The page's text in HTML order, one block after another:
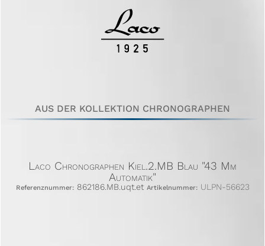
AUS DER KOLLEKTION CHRONOGRAPHEN
Laco Chronographen Kiel.2.MB Blau "43 Mm
Automatik"
Referenznummer: 862186.MB.uqt.et Artikelnummer:ULPN-56623